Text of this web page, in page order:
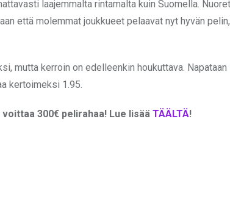
laajemmalta rintamalta kuin Suomella.
että molemmat joukkueet pelaavat nyt hyvän
mutta kerroin on edelleenkin houkuttava. Napataan
kertoimeksi 1.95.
300€ pelirahaa! Lue lisää TÄÄLTÄ!